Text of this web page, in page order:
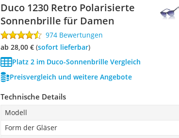
Duco 1230 Retro Polarisierte
Sonnenbrille für Damen
974 Bewertungen
ab 28,00 €( Sofort lieferbar)
Platz 2 im Duco-Sonnenbrille Vergleich
Preisvergleich und weitere Angebote
Technische Details
Modell
Form der Gläser